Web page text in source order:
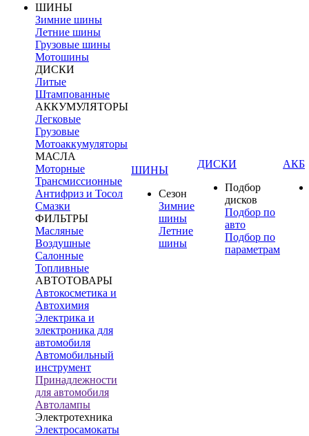
ШИНЫ
Зимние шины
Летние шины
Грузовые шины
Мотошины
ДИСКИ
Литые
Штампованные
АККУМУЛЯТОРЫ
Легковые
Грузовые
Мотоаккумуляторы
МАСЛА
Моторные
Трансмиссионные
Антифриз и Тосол
Смазки
ФИЛЬТРЫ
Масляные
Воздушные
Салонные
Топливные
АВТОТОВАРЫ
Автокосметика и
Автохимия
Электрика и
электроника для
автомобиля
Автомобильный
инструмент
Принадлежности
для автомобиля
Автолампы
Электротехника
Электросамокаты
ШИНЫ
Сезон
Зимние
шины
Летние
шины
ДИСКИ
Подбор
дисков
Подбор по
авто
Подбор по
параметрам
АКБ